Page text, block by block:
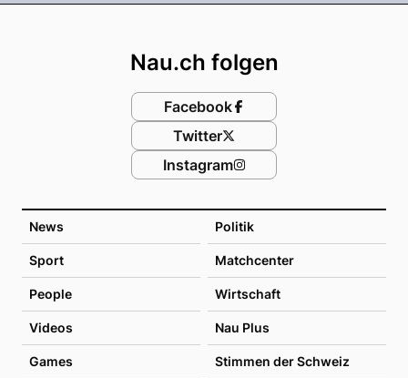
News Politik
Sport Matchcenter
People Wirtschaft
Videos Nau Plus
Games Stimmen der Schweiz
Nau.ch folgen
Facebook
Twitter
Instagram